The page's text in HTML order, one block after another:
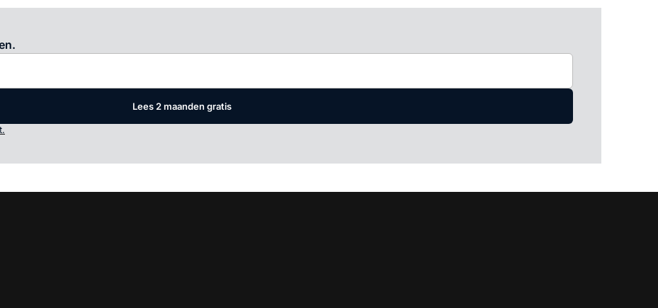
Lees 2 maanden gratis